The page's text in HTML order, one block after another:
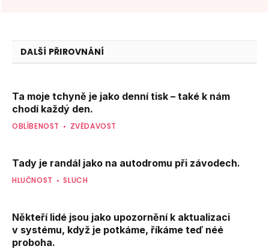
DALŠÍ PŘIROVNÁNÍ
Ta moje tchyně je jako denní tisk – také k nám
chodí každý den.
OBLÍBENOST ZVĚDAVOST
Tady je randál jako na autodromu při závodech.
HLUČNOST SLUCH
Někteří lidé jsou jako upozornění k aktualizaci
v systému, když je potkáme, říkáme teď néé
proboha.